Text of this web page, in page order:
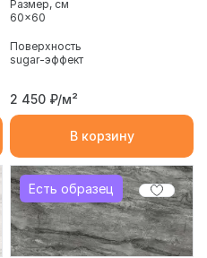
Размер, см
60x60
Поверхность
sugar-эффект
2 450 ₽/м²
В корзину
Есть образец